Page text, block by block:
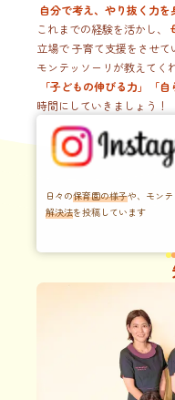
自分で考え、やり抜く力を
これまでの経験を活かし、
立場で 子育て支援をさせて
モンテッソーリが教えてくれ
「子どもの伸びる力」「自
時間にしていきましょう！
日々の保育園の様子や、モン
解決法を投稿しています